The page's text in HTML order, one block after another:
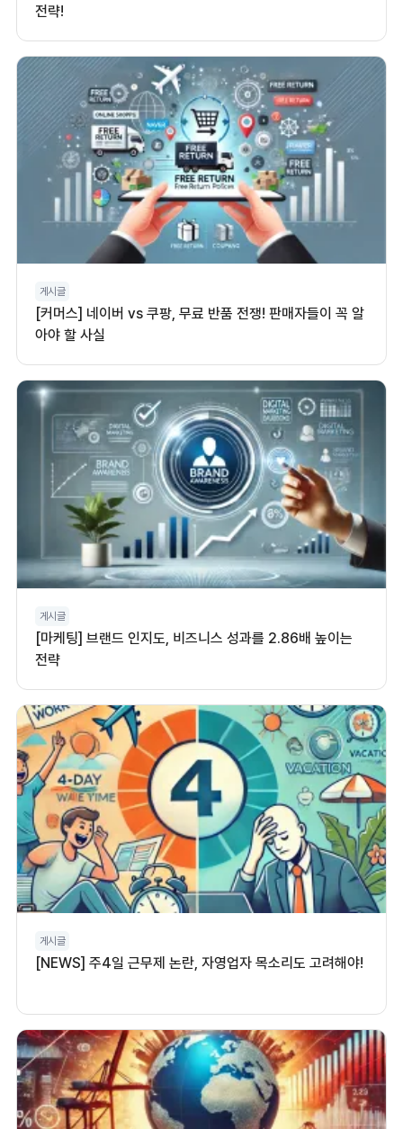
전략!
게시글
[커머스] 네이버 vs 쿠팡, 무료 반품 전쟁! 판매자들이 꼭 알
아야 할 사실
게시글
[마케팅] 브랜드 인지도, 비즈니스 성과를 2.86배 높이는
전략
게시글
[NEWS] 주4일 근무제 논란, 자영업자 목소리도 고려해야!